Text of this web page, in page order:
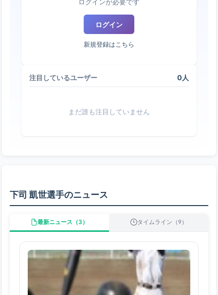
ログインが必要です
ログイン
新規登録はこちら
注目しているユーザー 0人
まだ誰も注目していません
下司 凱世選手のニュース
最新ニュース（3） タイムライン（9）